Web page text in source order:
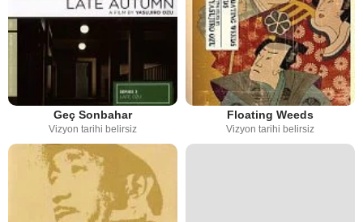
Geç Sonbahar
Vizyon tarihi belirsiz
Floating Weeds
Vizyon tarihi belirsiz